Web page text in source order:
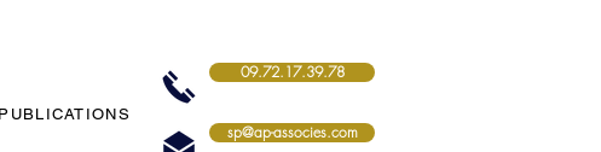
PUBLICATIONS
09.72.17.39.78
sp@ap-associes.com